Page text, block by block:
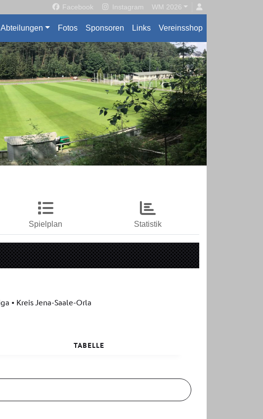
Facebook Instagram WM 2026
Abteilungen Fotos Sponsoren Links Vereinsshop
Spielplan Statistik